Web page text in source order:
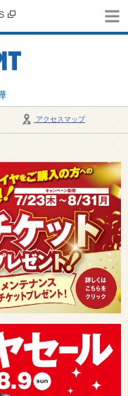
アクセスマップ
1日、7日、8日、14日、15日、21